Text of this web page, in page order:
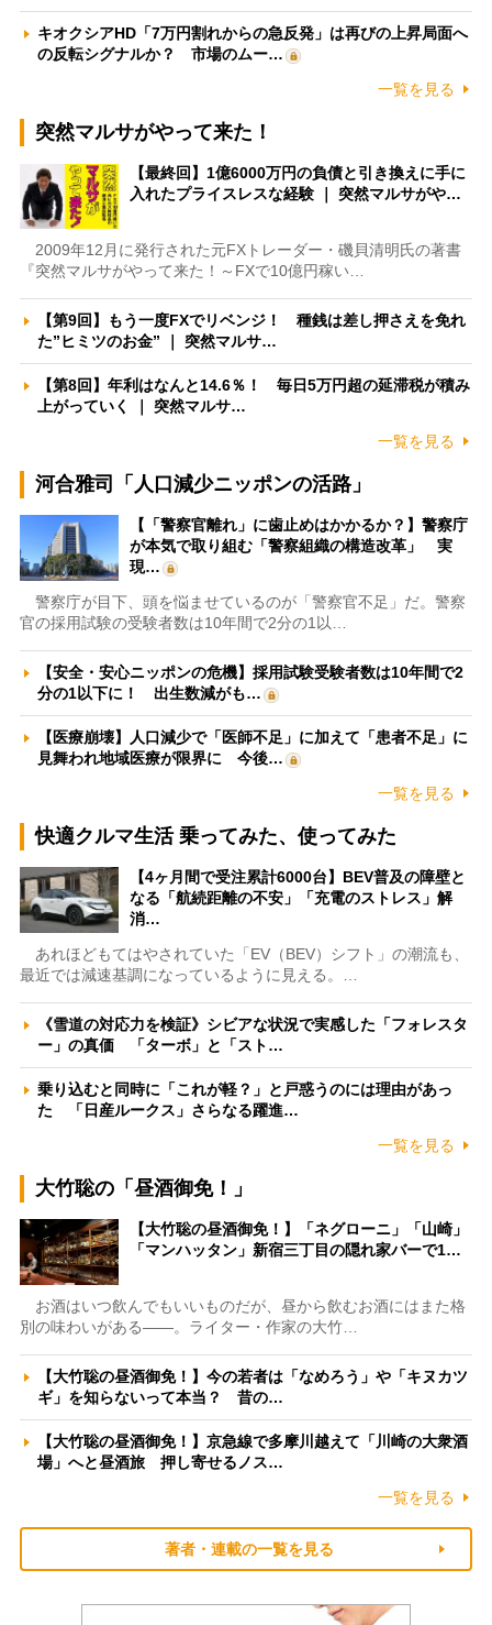
キオクシアHD「7万円割れからの急反発」は再びの上昇局面へ
の反転シグナルか？ 市場のムー…
一覧を見る
突然マルサがやって来た！
【最終回】1億6000万円の負債と引き換えに手に
入れたプライスレスな経験 ｜ 突然マルサがや…
2009年12月に発行された元FXトレーダー・磯貝清明氏の著書
『突然マルサがやって来た！～FXで10億円稼い…
【第9回】もう一度FXでリベンジ！ 種銭は差し押さえを免れ
た”ヒミツのお金” ｜ 突然マルサ…
【第8回】年利はなんと14.6％！ 毎日5万円超の延滞税が積み
上がっていく ｜ 突然マルサ…
一覧を見る
河合雅司「人口減少ニッポンの活路」
【「警察官離れ」に歯止めはかかるか？】警察庁
が本気で取り組む「警察組織の構造改革」 実
現…
警察庁が目下、頭を悩ませているのが「警察官不足」だ。警察
官の採用試験の受験者数は10年間で2分の1以…
【安全・安心ニッポンの危機】採用試験受験者数は10年間で2
分の1以下に！ 出生数減がも…
【医療崩壊】人口減少で「医師不足」に加えて「患者不足」に
見舞われ地域医療が限界に 今後…
一覧を見る
快適クルマ生活 乗ってみた、使ってみた
【4ヶ月間で受注累計6000台】BEV普及の障壁と
なる「航続距離の不安」「充電のストレス」解
消…
あれほどもてはやされていた「EV（BEV）シフト」の潮流も、
最近では減速基調になっているように見える。…
《雪道の対応力を検証》シビアな状況で実感した「フォレスタ
ー」の真価 「ターボ」と「スト…
乗り込むと同時に「これが軽？」と戸惑うのには理由があっ
た 「日産ルークス」さらなる躍進…
一覧を見る
大竹聡の「昼酒御免！」
【大竹聡の昼酒御免！】「ネグローニ」「山崎」
「マンハッタン」新宿三丁目の隠れ家バーで1…
お酒はいつ飲んでもいいものだが、昼から飲むお酒にはまた格
別の味わいがある――。ライター・作家の大竹…
【大竹聡の昼酒御免！】今の若者は「なめろう」や「キヌカツ
ギ」を知らないって本当？ 昔の…
【大竹聡の昼酒御免！】京急線で多摩川越えて「川崎の大衆酒
場」へと昼酒旅 押し寄せるノス…
一覧を見る
著者・連載の一覧を見る